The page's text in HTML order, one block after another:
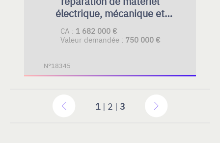
électrique, mécanique et
hydraulique
CA : 1 682 000 €
Valeur demandée : 750 000 €
N°18345
1| 2 | 3